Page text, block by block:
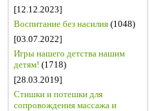
[12.12.2023]
Воспитание без насилия (1048)
[03.07.2022]
Игры нашего детства нашим
детям! (1718)
[28.03.2019]
Стишки и потешки для
сопровождения массажа и